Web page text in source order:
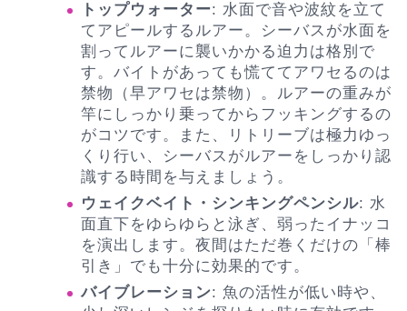
トップウォーター: 水面で音や波紋を立て
てアピールするルアー。シーバスが水面を
割ってルアーに襲いかかる迫力は格別で
す。バイトがあっても慌ててアワセるのは
禁物（早アワセは禁物）。ルアーの重みが
竿にしっかり乗ってからフッキングするの
がコツです。また、リトリーブは極力ゆっ
くり行い、シーバスがルアーをしっかり認
識する時間を与えましょう。
ウェイクベイト・シンキングペンシル: 水
面直下をゆらゆらと泳ぎ、弱ったイナッコ
を演出します。夜間はただ巻くだけの「棒
引き」でも十分に効果的です。
バイブレーション: 魚の活性が低い時や、